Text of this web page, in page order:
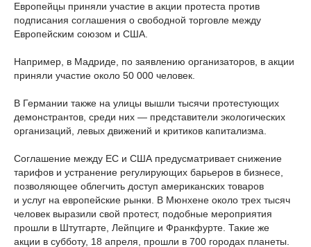
Европейцы приняли участие в акции протеста против
подписания соглашения о свободной торговле между
Европейским союзом и США.
Например, в Мадриде, по заявлению организаторов, в акции
приняли участие около 50 000 человек.
В Германии также на улицы вышли тысячи протестующих
демонстрантов, среди них — представители экологических
организаций, левых движений и критиков капитализма.
Соглашение между ЕС и США предусматривает снижение
тарифов и устранение регулирующих барьеров в бизнесе,
позволяющее облегчить доступ американских товаров
и услуг на европейские рынки. В Мюнхене около трех тысяч
человек выразили свой протест, подобные мероприятия
прошли в Штутгарте, Лейпциге и Франкфурте. Такие же
акции в субботу, 18 апреля, прошли в 700 городах планеты.